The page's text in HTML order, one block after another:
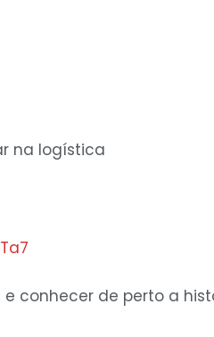
na logística
conhecer de perto a